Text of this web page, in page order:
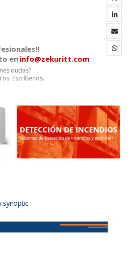
en info@zekuritt.com
dudas?
Escríbenos.
synoptic